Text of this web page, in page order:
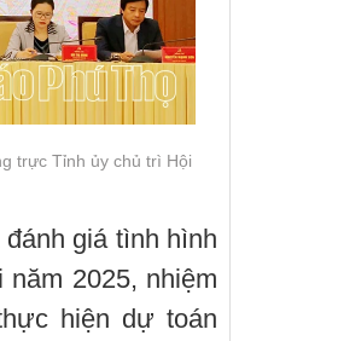
trực Tỉnh ủy chủ trì Hội
giá tình hình
2025, nhiệm
hiện dự toán